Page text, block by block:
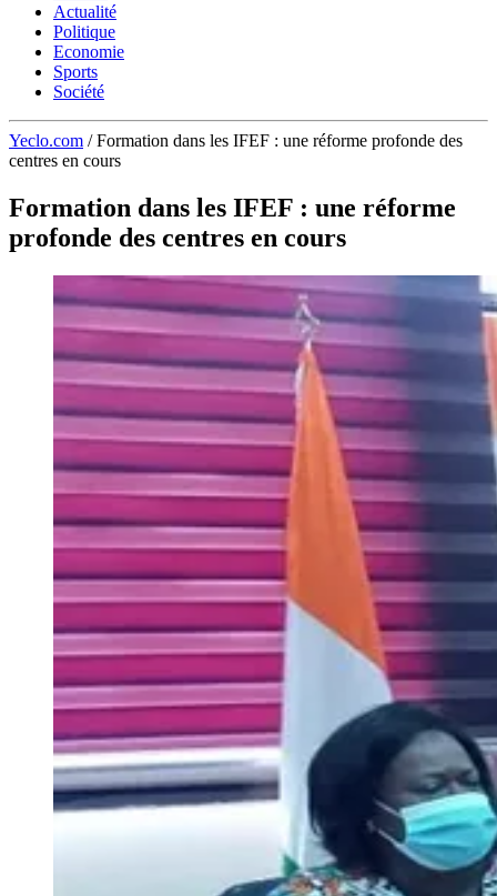
Actualité
Politique
Economie
Sports
Société
Yeclo.com / Formation dans les IFEF : une réforme profonde des
centres en cours
Formation dans les IFEF : une réforme
profonde des centres en cours